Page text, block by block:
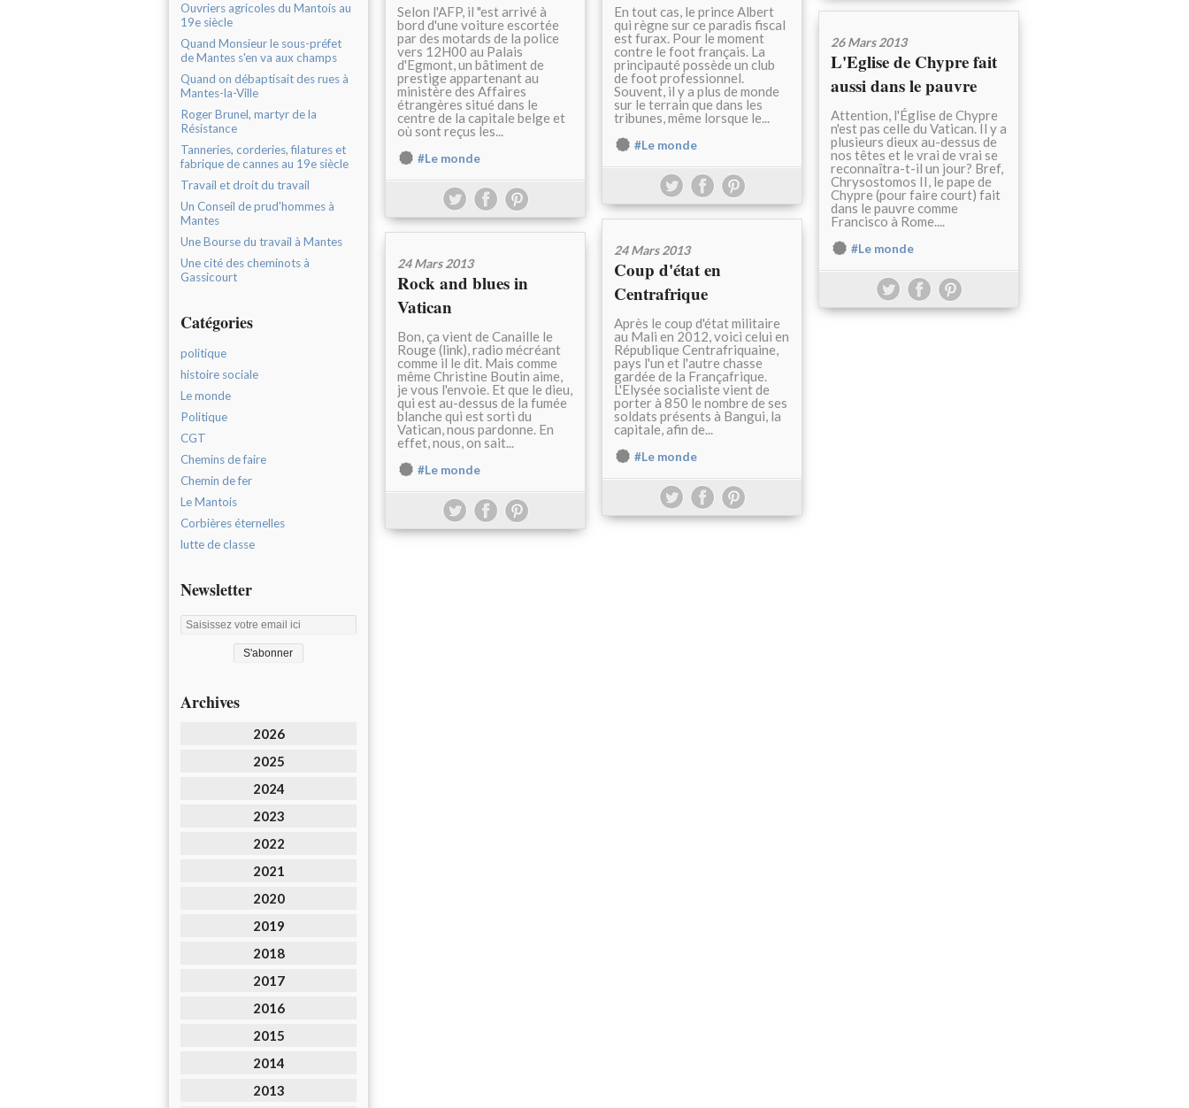
Ouvriers agricoles du Mantois au
19e siècle
Quand Monsieur le sous-préfet
de Mantes s'en va aux champs
Quand on débaptisait des rues à
Mantes-la-Ville
Roger Brunel, martyr de la
Résistance
Tanneries, corderies, filatures et
fabrique de cannes au 19e siècle
Travail et droit du travail
Un Conseil de prud'hommes à
Mantes
Une Bourse du travail à Mantes
Une cité des cheminots à
Gassicourt
Catégories
politique
histoire sociale
Le monde
Politique
CGT
Chemins de faire
Chemin de fer
Le Mantois
Corbières éternelles
lutte de classe
Newsletter
Archives
2026
2025
2024
2023
2022
2021
2020
2019
2018
2017
2016
2015
2014
2013
Selon l'AFP, il "est arrivé à
bord d'une voiture escortée
par des motards de la police
vers 12H00 au Palais
d'Egmont, un bâtiment de
prestige appartenant au
ministère des Affaires
étrangères situé dans le
centre de la capitale belge et
où sont reçus les...
#Le monde
En tout cas, le prince Albert
qui règne sur ce paradis fiscal
est furax. Pour le moment
contre le foot français. La
principauté possède un club
de foot professionnel.
Souvent, il y a plus de monde
sur le terrain que dans les
tribunes, même lorsque le...
#Le monde
26 Mars 2013
L'Eglise de Chypre fait
aussi dans le pauvre
Attention, l'Église de Chypre
n'est pas celle du Vatican. Il y a
plusieurs dieux au-dessus de
nos têtes et le vrai de vrai se
reconnaîtra-t-il un jour? Bref,
Chrysostomos II, le pape de
Chypre (pour faire court) fait
dans le pauvre comme
Francisco à Rome....
#Le monde
24 Mars 2013
Coup d'état en
Centrafrique
Après le coup d'état militaire
au Mali en 2012, voici celui en
République Centrafriquaine,
pays l'un et l'autre chasse
gardée de la Françafrique.
L'Elysée socialiste vient de
porter à 850 le nombre de ses
soldats présents à Bangui, la
capitale, afin de...
#Le monde
24 Mars 2013
Rock and blues in
Vatican
Bon, ça vient de Canaille le
Rouge (link), radio mécréant
comme il le dit. Mais comme
même Christine Boutin aime,
je vous l'envoie. Et que le dieu,
qui est au-dessus de la fumée
blanche qui est sorti du
Vatican, nous pardonne. En
effet, nous, on sait...
#Le monde